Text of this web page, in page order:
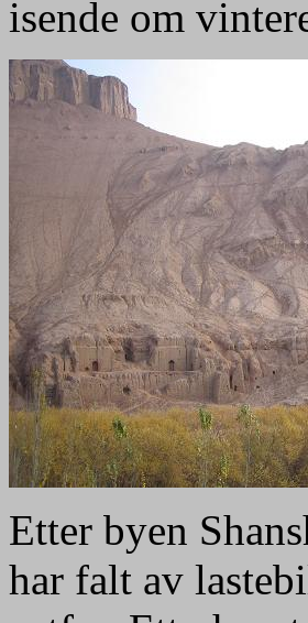
isende om
Etter byen
har falt av